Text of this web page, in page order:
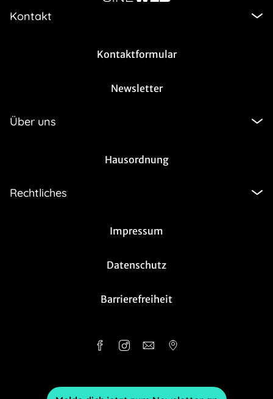
Kontakt
Kontaktformular
Newsletter
Über uns
Hausordnung
Rechtliches
Impressum
Datenschutz
Barrierefreiheit